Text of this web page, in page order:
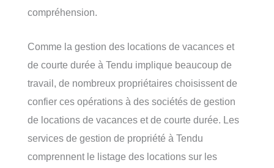
compréhension.
Comme la gestion des locations de vacances et
de courte durée à Tendu implique beaucoup de
travail, de nombreux propriétaires choisissent de
confier ces opérations à des sociétés de gestion
de locations de vacances et de courte durée. Les
services de gestion de propriété à Tendu
comprennent le listage des locations sur les